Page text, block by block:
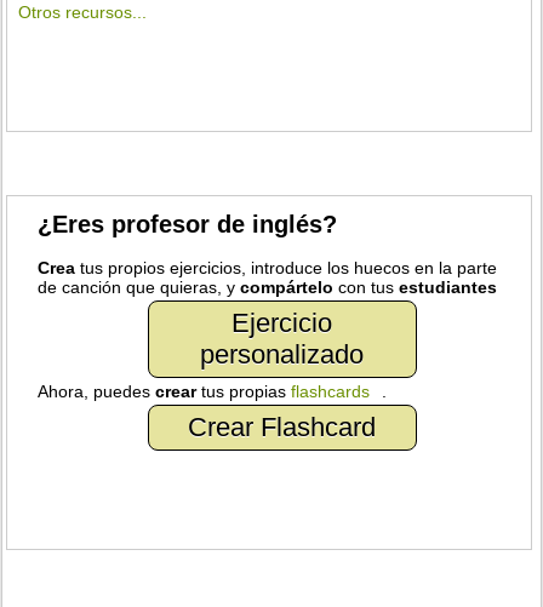
Otros recursos...
¿Eres profesor de inglés?
Crea tus propios ejercicios, introduce los huecos en la parte
de canción que quieras, ycompártelo con tusestudiantes
Ejercicio
personalizado
Ahora, puedescreartus propiasflashcards
Crear Flashcard